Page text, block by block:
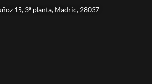
15, 3ª planta, Madrid, 28037